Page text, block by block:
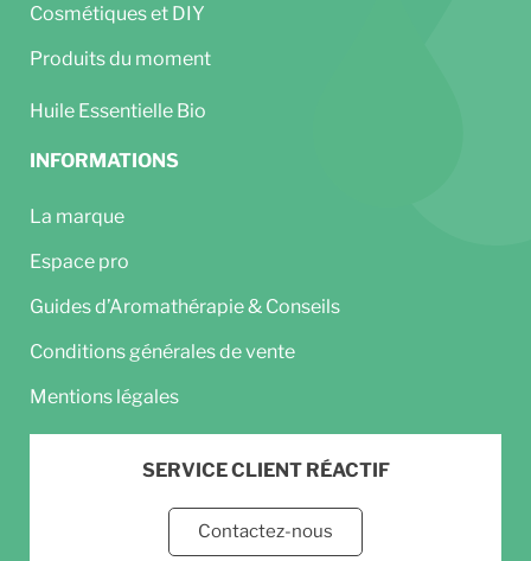
Cosmétiques et DIY
Produits du moment
Huile Essentielle Bio
INFORMATIONS
La marque
Espace pro
Guides d’Aromathérapie & Conseils
Conditions générales de vente
Mentions légales
SERVICE CLIENT RÉACTIF
Contactez-nous